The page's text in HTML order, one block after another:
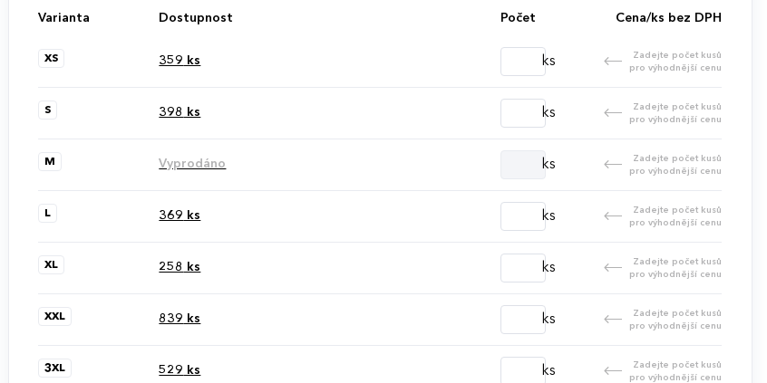
Varianta Dostupnost Počet Cena/ks bez DPH
XS 359 ks ks
Zadejte počet kusů
pro výhodnější cenu
S 398 ks ks
Zadejte počet kusů
pro výhodnější cenu
M Vyprodáno ks
Zadejte počet kusů
pro výhodnější cenu
L 369 ks ks
Zadejte počet kusů
pro výhodnější cenu
XL 258 ks ks
Zadejte počet kusů
pro výhodnější cenu
XXL 839 ks ks
Zadejte počet kusů
pro výhodnější cenu
3XL 529 ks ks
Zadejte počet kusů
pro výhodnější cenu